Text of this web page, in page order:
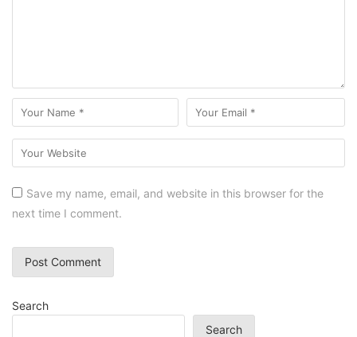
Save my name, email, and website in this browser for the
next time I comment.
Search
Search